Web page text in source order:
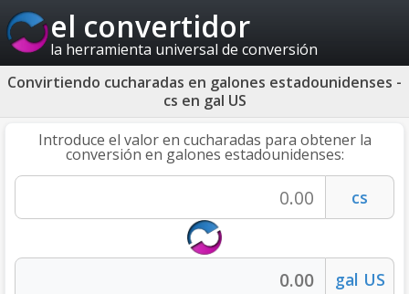
el convertidor
la herramienta universal de conversión
Convirtiendo cucharadas en galones estadounidenses -
cs en gal US
Introduce el valor en cucharadas para obtener la
conversión en galones estadounidenses: